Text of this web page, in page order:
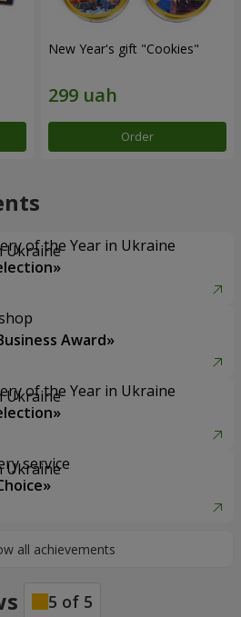
New Year's gift "Cookies"
Order
of the Year in Ukraine
Award»
of the Year in Ukraine
service
5 of 5